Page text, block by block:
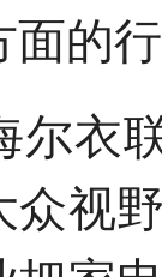
的
衣
视